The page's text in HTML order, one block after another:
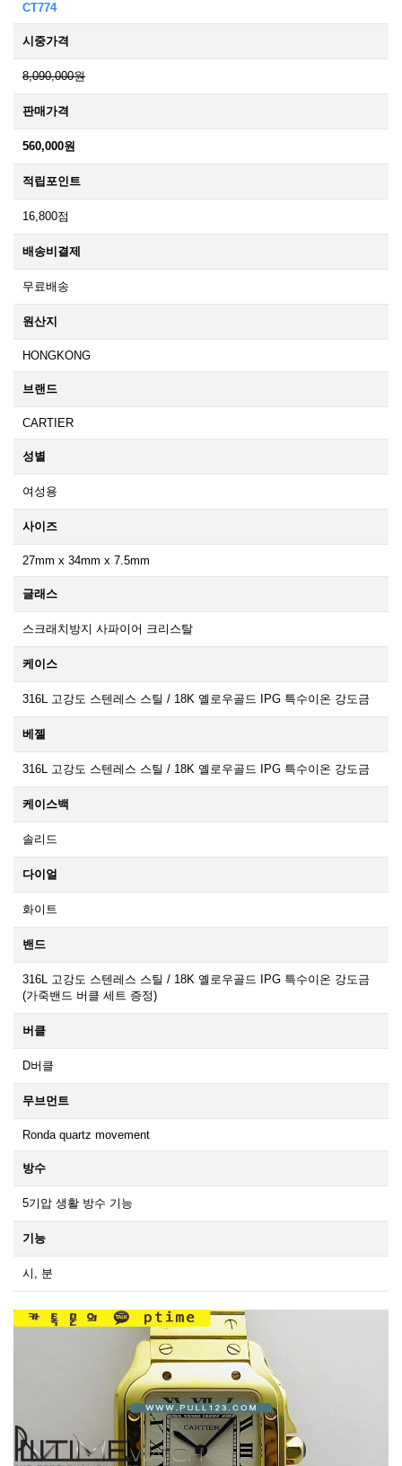
CT774
시중가격
8,090,000원
판매가격
560,000원
적립포인트
16,800점
배송비결제
무료배송
원산지
HONGKONG
브랜드
CARTIER
성별
여성용
사이즈
27mm x 34mm x 7.5mm
글래스
스크래치방지 사파이어 크리스탈
케이스
316L 고강도 스텐레스 스틸 / 18K 옐로우골드 IPG 특수이온 강도금
베젤
316L 고강도 스텐레스 스틸 / 18K 옐로우골드 IPG 특수이온 강도금
케이스백
솔리드
다이얼
화이트
밴드
316L 고강도 스텐레스 스틸 / 18K 옐로우골드 IPG 특수이온 강도금
(가죽밴드 버클 세트 증정)
버클
D버클
무브먼트
Ronda quartz movement
방수
5기압 생활 방수 기능
기능
시, 분